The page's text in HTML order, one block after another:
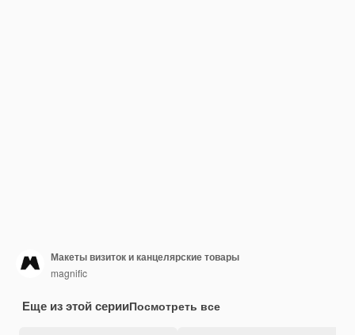
Макеты визиток и канцелярские товары
magnific
Еще из этой серииПосмотреть все